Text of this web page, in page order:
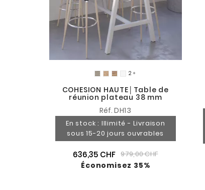

COHESION HAUTE│Table de
réunion plateau 38 mm
Réf. DH13
En stock : Illimité - Livraison
sous 15-20 jours ouvrables
636,35 CHF 979,00 CHF
Économisez 35%